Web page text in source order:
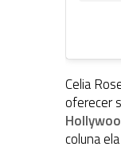
Celia
oferecer
coluna